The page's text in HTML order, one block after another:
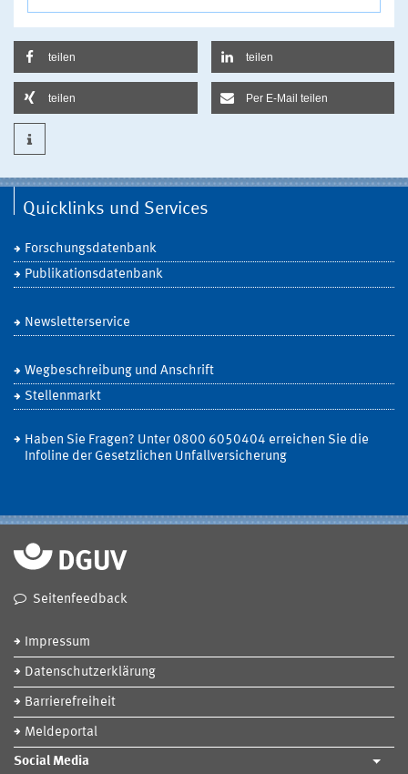
teilen teilen
teilen Per E-Mail teilen
Quicklinks und Services
Forschungsdatenbank
Publikationsdatenbank
Newsletterservice
Wegbeschreibung und Anschrift
Stellenmarkt
Haben Sie Fragen? Unter 0800 6050404 erreichen Sie die
Infoline der Gesetzlichen Unfallversicherung
Seitenfeedback
Impressum
Datenschutzerklärung
Barrierefreiheit
Meldeportal
Social Media